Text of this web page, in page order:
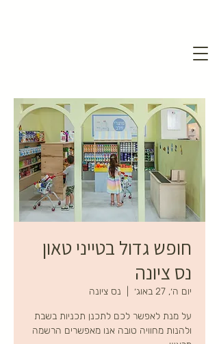
חופש גדול בטייני טאון
נס ציונה
יום ה׳, 27 באוג׳ נס ציונה
על מנת לאפשר לכם לתכנן תכניות בשבת
ולהנות מחוויה טובה אנו מאפשרים הרשמה